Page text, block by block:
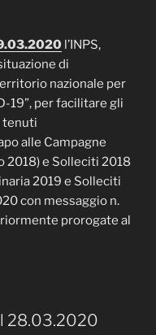
l’INPS,
di
nazionale per
19”, per facilitare gli
tenuti
alle Campagne
2018) e Solleciti 2018
2019 e Solleciti
con messaggio n.
prorogate al
28.03.2020